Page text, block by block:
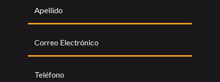
Apellido
Correo Electrónico
Teléfono